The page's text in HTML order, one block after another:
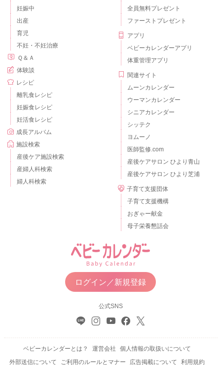
妊娠中
出産
育児
不妊・不妊治療
Ｑ＆Ａ
体験談
レシピ
離乳食レシピ
妊娠食レシピ
妊活食レシピ
成長アルバム
施設検索
産後ケア施設検索
産婦人科検索
婦人科検索
全員無料プレゼント
ファーストプレゼント
アプリ
ベビーカレンダーアプリ
体重管理アプリ
関連サイト
ムーンカレンダー
ウーマンカレンダー
シニアカレンダー
シッテク
ヨムーノ
医師監修.com
産後ケアサロン ひより青山
産後ケアサロン ひより芝浦
子育て支援団体
子育て支援機構
おぎゃー献金
母子栄養懇話会
ログイン／新規登録
公式SNS
ベビーカレンダーとは？ 運営会社
個人情報の取扱いについて
外部送信について
ご利用のルールとマナー 広告掲載について 利用規約